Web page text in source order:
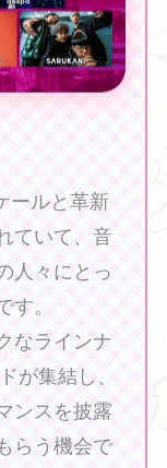
ールと革新
ていて、音
人々にとっ
す。
なラインナ
が集結し、
ンスを披露
らう機会で